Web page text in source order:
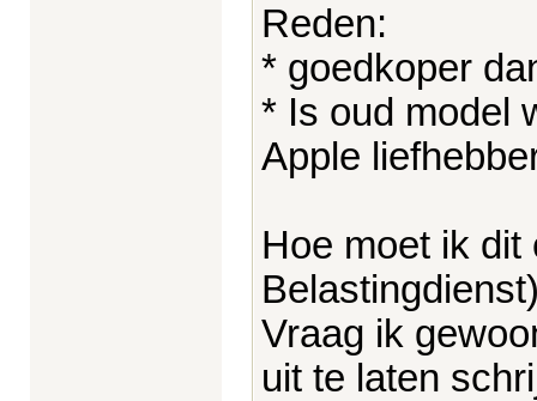
Reden:
* goedkoper
* Is oud model
Apple
Hoe moet ik
Vraag ik
uit te laten